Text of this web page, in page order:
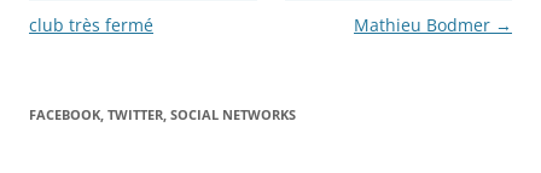
club très fermé
Mathieu Bodmer →
FACEBOOK, TWITTER, SOCIAL NETWORKS